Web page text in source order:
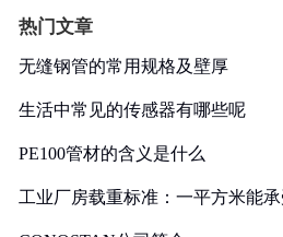
热门文章
无缝钢管的常用规格及壁厚
生活中常见的传感器有哪些呢
PE100管材的含义是什么
工业厂房载重标准：一平方米能